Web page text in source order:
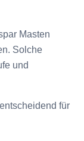
Masten
Solche
und
für